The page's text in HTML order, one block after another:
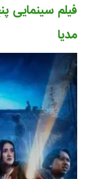
فیلم سینمایی
مدیا